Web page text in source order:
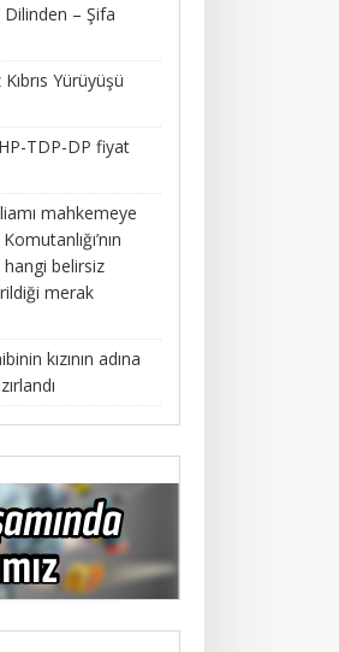
– Şifa
Yürüyüşü
TDP-DP fiyat
mahkemeye
belirsiz
merak
kızının adına